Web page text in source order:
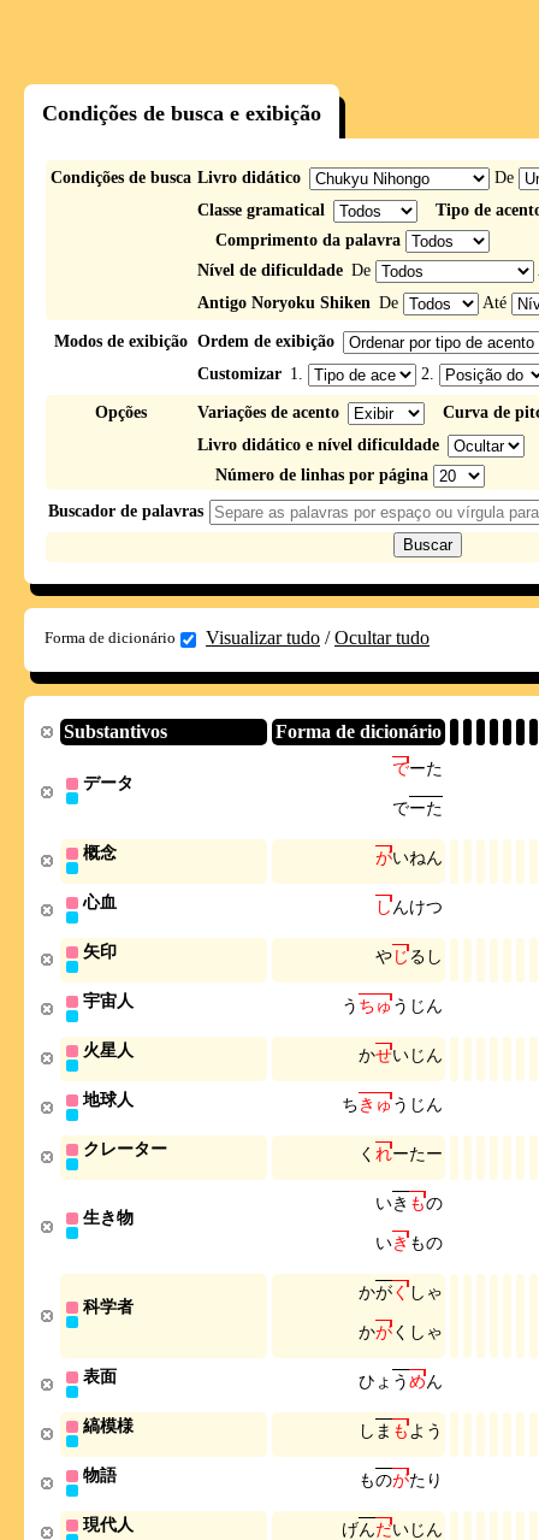
Condições de busca e exibição
Condições de busca Livro didático
De
Classe gramatical
Tipo de
Comprimento da palavra
Nível de dificuldade De
Antigo Noryoku Shiken De Até
Modos de exibição Ordem de exibição
Customizar 1. 2.
Opções Variações de acento
Curva de
Livro didático e nível dificuldade
Número de linhas por página
Buscador de palavras
Forma de dicionário Visualizar tudo /Ocultar tudo
Substantivos Forma de dicionário
データ
でーた
でーた
概念 がいねん
心血 しんけつ
矢印 やじる し
宇宙人 う ちゅう じ ん
火星人 かせいじ ん
地球人 ちき ゅう じ ん
クレーター く れーたー
生き物
いき もの
いきもの
科学者
かがくし ゃ
かがく し ゃ
表面 ひ ょ うめん
縞模様 し ま もよ う
物語 ものがた り
現代人 げんだいじ ん